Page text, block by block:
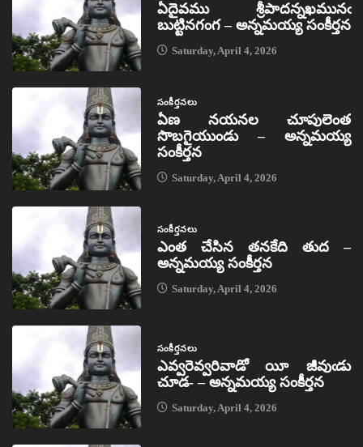
ఏదైవము శ్రీపాదన్నఖమునఁ
బుట్టినగంగ – అన్నమయ్య సంకీర్తన
Saturday, April 4, 2026
సంకీర్తనలు
ఏణ నయనల చూపులెంత
సొబగైయుండు – అన్నమయ్య
సంకీర్తన
Saturday, April 4, 2026
సంకీర్తనలు
ఎంత చేసిన తనకేది తుద –
అన్నమయ్య సంకీర్తన
Saturday, April 4, 2026
సంకీర్తనలు
ఎవ్వరెవ్వరివాడో యీ జీవుఁడు
చూడ- – అన్నమయ్య సంకీర్తన
Saturday, April 4, 2026